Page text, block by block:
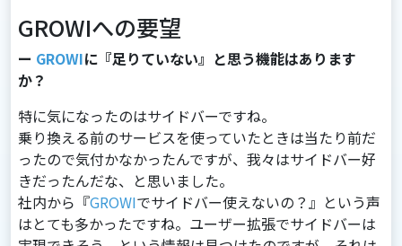
GROWIへの要望
ー GROWIに『足りていない』と思う機能はあります
か？
特に気になったのはサイドバーですね。
乗り換える前のサービスを使っていたときは当たり前だ
ったので気付かなかったんですが、我々はサイドバー好
きだったんだな、と思いました。
社内から『GROWIでサイドバー使えないの？』という声
はとても多かったですね。ユーザー拡張でサイドバーは